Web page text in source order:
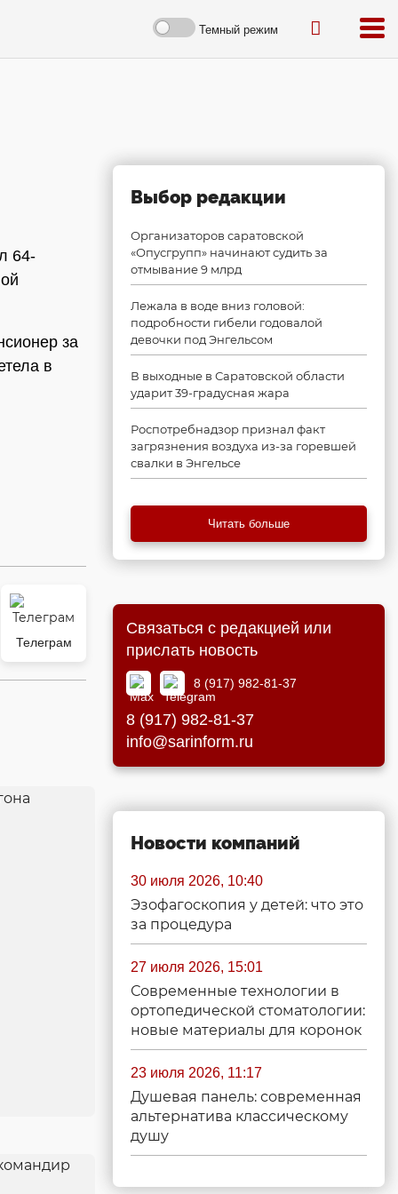
Темный режим
64-
за
в
Телеграм
Выбор редакции
Организаторов саратовской
«Опусгрупп» начинают судить за
отмывание 9 млрд
Лежала в воде вниз головой:
подробности гибели годовалой
девочки под Энгельсом
В выходные в Саратовской области
ударит 39-градусная жара
Роспотребнадзор признал факт
загрязнения воздуха из-за горевшей
свалки в Энгельсе
Читать больше
Связаться с редакцией или
прислать новость
8 (917) 982-81-37
8 (917) 982-81-37
info@sarinform.ru
Новости компаний
30 июля 2026, 10:40
Эзофагоскопия у детей: что это
за процедура
27 июля 2026, 15:01
Современные технологии в
ортопедической стоматологии:
новые материалы для коронок
23 июля 2026, 11:17
Душевая панель: современная
альтернатива классическому
душу